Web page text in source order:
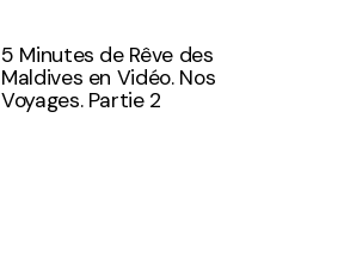
5 Minutes de Rêve des
Maldives en Vidéo. Nos
Voyages. Partie 2